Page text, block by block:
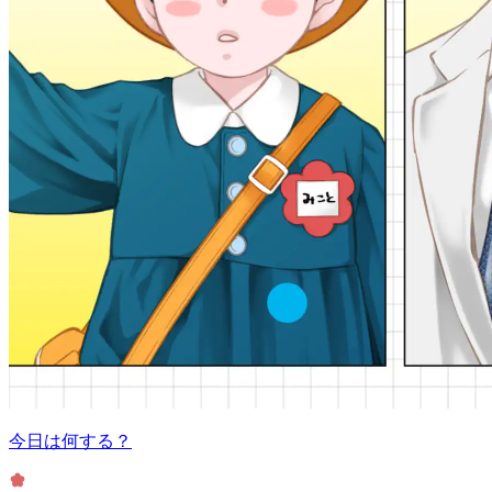
今日は何する？